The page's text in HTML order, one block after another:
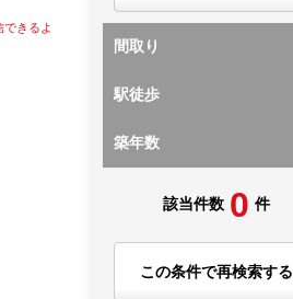
できるよ
間取り
駅徒歩
築年数
該当件数 0 件
この条件で再検索する